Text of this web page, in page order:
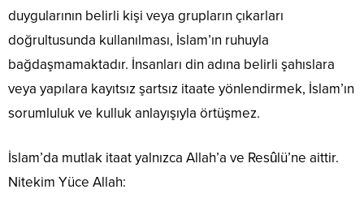
duygularının belirli kişi veya grupların çıkarları
doğrultusunda kullanılması, İslam’ın ruhuyla
bağdaşmamaktadır. İnsanları din adına belirli şahıslara
veya yapılara kayıtsız şartsız itaate yönlendirmek, İslam’ın
sorumluluk ve kulluk anlayışıyla örtüşmez.
İslam’da mutlak itaat yalnızca Allah’a ve Resûlü’ne aittir.
Nitekim Yüce Allah: